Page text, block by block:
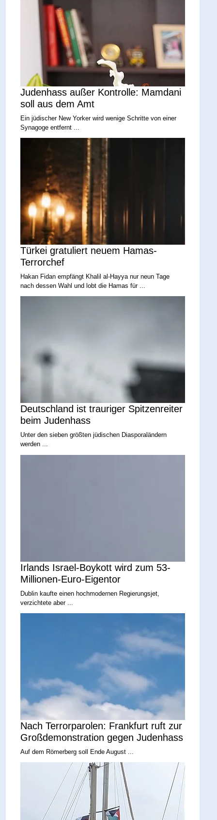
Judenhass außer Kontrolle: Mamdani
soll aus dem Amt
Ein jüdischer New Yorker wird wenige Schritte von einer
Synagoge entfernt ...
Türkei gratuliert neuem Hamas-
Terrorchef
Hakan Fidan empfängt Khalil al-Hayya nur neun Tage
nach dessen Wahl und lobt die Hamas für ...
Deutschland ist trauriger Spitzenreiter
beim Judenhass
Unter den sieben größten jüdischen Diasporaländern
werden ...
Irlands Israel-Boykott wird zum 53-
Millionen-Euro-Eigentor
Dublin kaufte einen hochmodernen Regierungsjet,
verzichtete aber ...
Nach Terrorparolen: Frankfurt ruft zur
Großdemonstration gegen Judenhass
Auf dem Römerberg soll Ende August ...